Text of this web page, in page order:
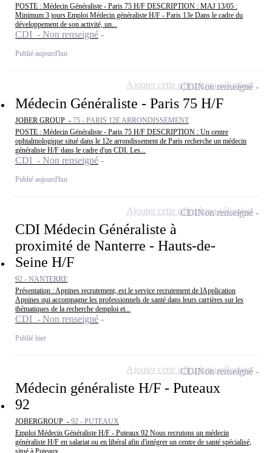
POSTE : Médecin Généraliste - Paris 75 H/F DESCRIPTION : MAJ 13/05 :
Minimum 3 jours Emploi Médecin généraliste H/F - Paris 13e Dans le cadre du
développement de son activité, un...
CDI - Non renseigné
Publié aujourd'hui
Médecin Généraliste - Paris 75 H/F
JOBER GROUP - 75 - PARIS 12E ARRONDISSEMENT
POSTE : Médecin Généraliste - Paris 75 H/F DESCRIPTION : Un centre
ophtalmologique situé dans le 12e arrondissement de Paris recherche un médecin
généraliste H/F dans le cadre d'un CDI. Les...
CDI - Non renseigné
Publié aujourd'hui
CDINon renseigné
Ajouter cette offre à ma sélection
CDI Médecin Généraliste à
proximité de Nanterre - Hauts-de-
Seine H/F
92 - NANTERRE
Présentation : Appines recrutement, est le service recrutement de lApplication
Appines qui accompagne les professionnels de santé dans leurs carrières sur les
thématiques de la recherche demploi et...
CDI - Non renseigné
Publié hier
CDINon renseigné
Ajouter cette offre à ma sélection
Médecin généraliste H/F - Puteaux
92
JOBERGROUP - 92 - PUTEAUX
Emploi Médecin Généraliste H/F - Puteaux 92 Nous recrutons un médecin
généraliste H/F en salariat ou en libéral afin d'intégrer un centre de santé spécialisé,
situé à Puteaux...
CDINon renseigné
Ajouter cette offre à ma sélection